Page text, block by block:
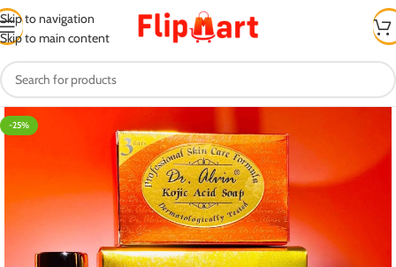
Skip to navigation
Skip to main content
-25%